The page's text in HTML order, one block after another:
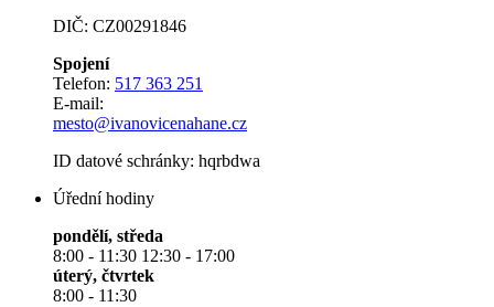
DIČ: CZ00291846
Spojení
Telefon: 517 363 251
E-mail:
mesto@ivanovicenahane.cz
ID datové schránky: hqrbdwa
Úřední hodiny
pondělí, středa
8:00 - 11:30 12:30 - 17:00
úterý, čtvrtek
8:00 - 11:30